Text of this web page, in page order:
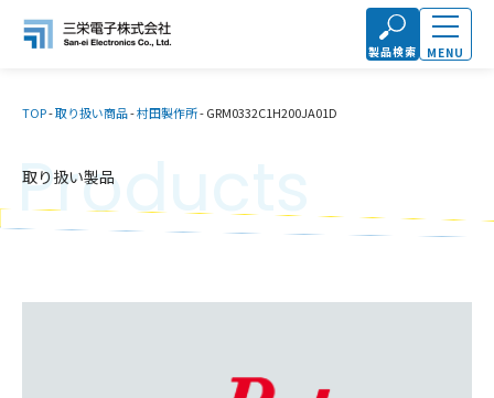
製品検索 MENU
TOP-取り扱い商品-村田製作所-GRM0332C1H200JA01D
取り扱い製品
Products